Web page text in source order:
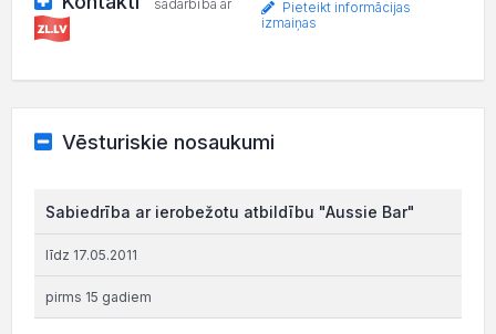
sadarbībā ar
Pieteikt informācijas
izmaiņas
Vēsturiskie nosaukumi
Sabiedrība ar ierobežotu atbildību "Aussie Bar"
līdz 17.05.2011
pirms 15 gadiem